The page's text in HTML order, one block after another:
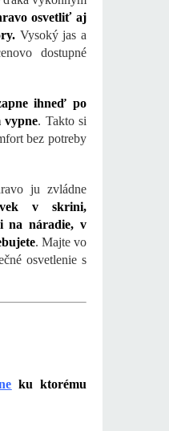
osvetliť aj
Vysoký jas a
dostupné
ihneď po
vypne. Takto si
bez potreby
ju zvládne
v skrini,
na náradie, v
. Majte vo
osvetlenie s
ku ktorému